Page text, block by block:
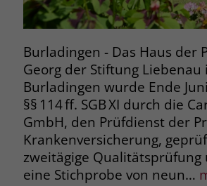
Burladingen - Das Haus der
Georg der Stiftung Liebenau
Burladingen wurde Ende
§§ 114 ff. SGB XI durch die
GmbH, den Prüfdienst der
Krankenversicherung,
zweitägige Qualitätsprüfung
eine Stichprobe von neun…